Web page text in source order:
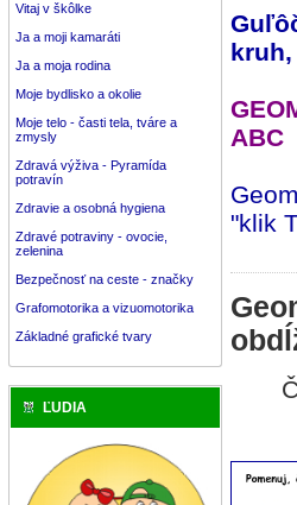
Vitaj v škôlke
Ja a moji kamaráti
Ja a moja rodina
Moje bydlisko a okolie
Moje telo - časti tela, tváre a
zmysly
Zdravá výživa - Pyramída
potravín
Zdravie a osobná hygiena
Zdravé potraviny - ovocie,
zelenina
Bezpečnosť na ceste - značky
Grafomotorika a vizuomotorika
Základné grafické tvary
ĽUDIA
ABC
"klik
Na